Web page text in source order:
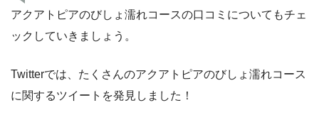
アクアトピアのびしょ濡れコースの口コミについてもチェ
ックしていきましょう。
Twitterでは、たくさんのアクアトピアのびしょ濡れコース
に関するツイートを発見しました！